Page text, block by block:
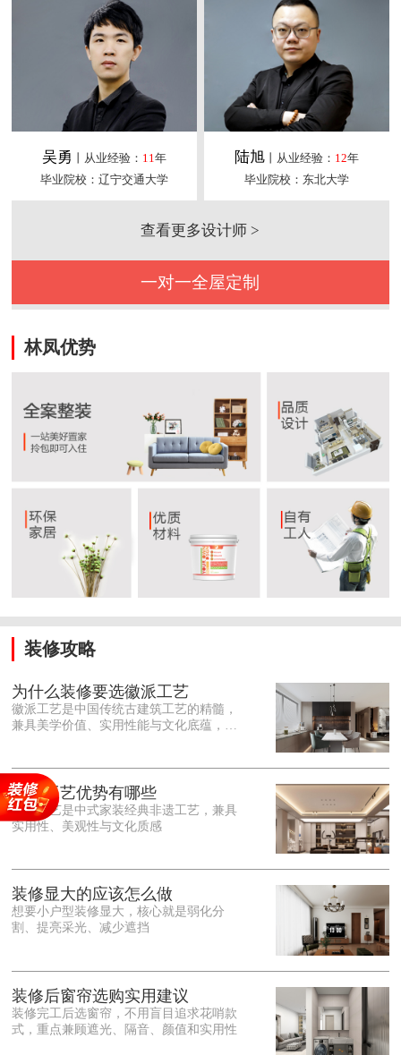
吴勇 丨从业经验： 11年
毕业院校：辽宁交通大学
陆旭丨从业经验： 12年
毕业院校：东北大学
查看更多设计师 >
一对一全屋定制
林凤优势
装修攻略
为什么装修要选徽派工艺
徽派工艺是中国传统古建筑工艺的精髓，
兼具美学价值、实用性能与文化底蕴，优
雕细琢的砖、木、石雕为特色，线条古朴
大气，意境悠远，自带东方中式雅致韵
味，耐看且不易过时。<o:p></o:p> 在工
艺品质上，徽派工艺遵循古法匠心工序，
保耐用，抗风化、耐腐蚀，使用
徽派工艺优势有哪些
徽派工艺是中式家装经典非遗工艺，兼具
实用性、美观性与文化质感
装修显大的应该怎么做
想要小户型装修显大，核心就是弱化分
割、提亮采光、减少遮挡
装修后窗帘选购实用建议
装修完工后选窗帘，不用盲目追求花哨款
式，重点兼顾遮光、隔音、颜值和实用性